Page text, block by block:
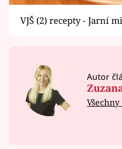
VJŠ (2) recepty - Jarní
Autor